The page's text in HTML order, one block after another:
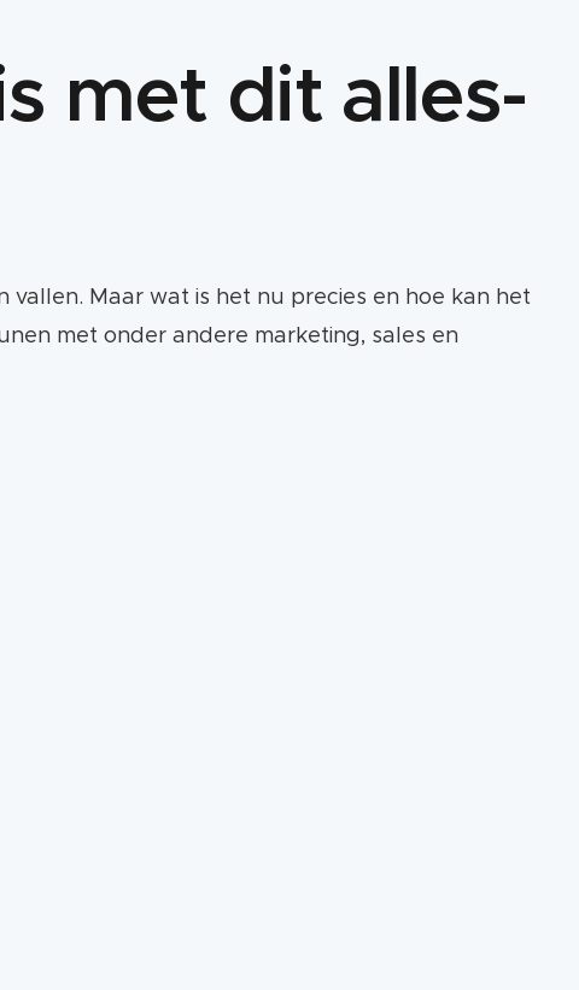
met dit alles-
Maar wat is het nu precies en hoe kan het
met onder andere marketing, sales en